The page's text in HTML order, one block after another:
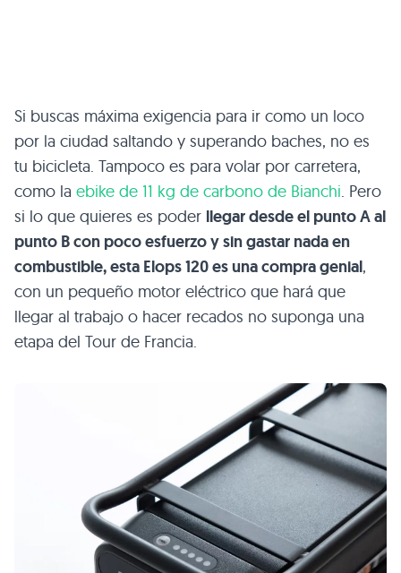
Si buscas máxima exigencia para ir como un loco
por la ciudad saltando y superando baches, no es
tu bicicleta. Tampoco es para volar por carretera,
como la ebike de 11 kg de carbono de Bianchi. Pero
si lo que quieres es poder llegar desde el punto A al
punto B con poco esfuerzo y sin gastar nada en
combustible, esta Elops 120 es una compra genial,
con un pequeño motor eléctrico que hará que
llegar al trabajo o hacer recados no suponga una
etapa del Tour de Francia.